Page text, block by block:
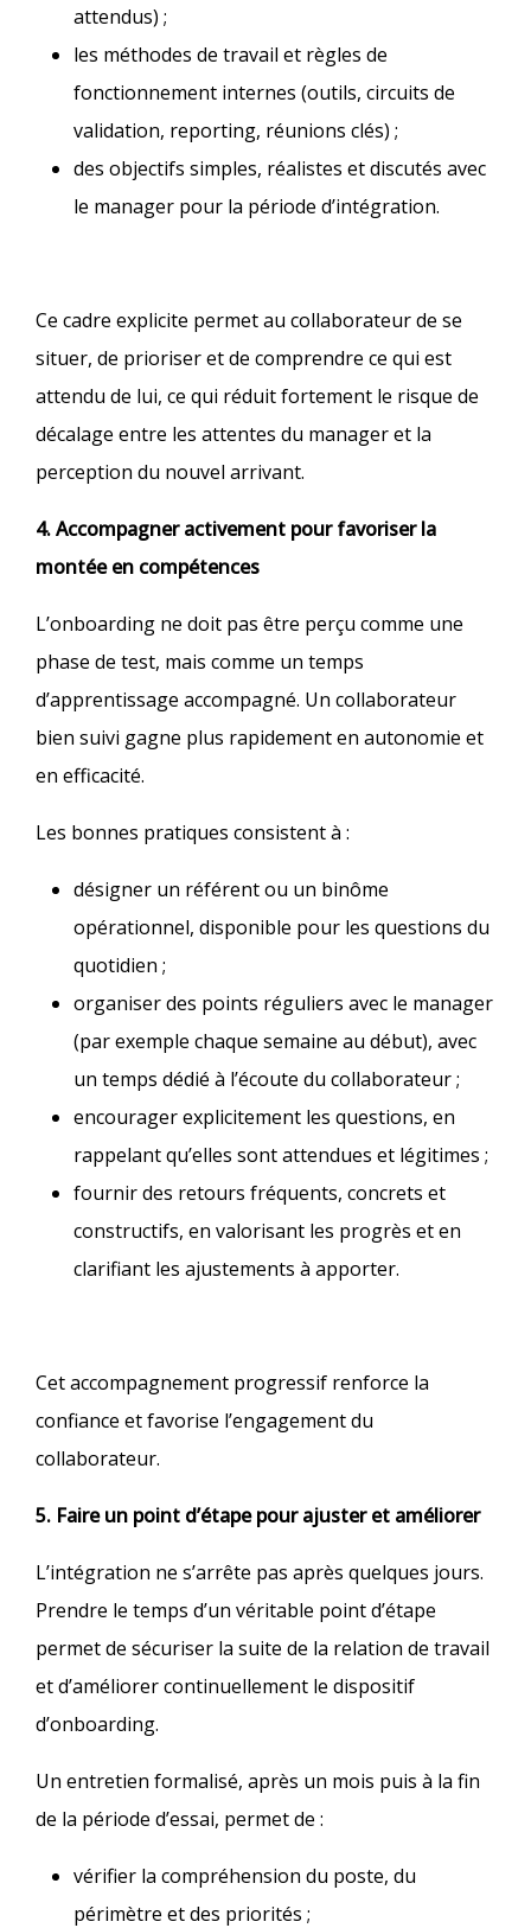
attendus) ;
les méthodes de travail et règles de
fonctionnement internes (outils, circuits de
validation, reporting, réunions clés) ;
des objectifs simples, réalistes et discutés avec
le manager pour la période d’intégration.​
Ce cadre explicite permet au collaborateur de se
situer, de prioriser et de comprendre ce qui est
attendu de lui, ce qui réduit fortement le risque de
décalage entre les attentes du manager et la
perception du nouvel arrivant.​
4. Accompagner activement pour favoriser la
montée en compétences
L’onboarding ne doit pas être perçu comme une
phase de test, mais comme un temps
d’apprentissage accompagné. Un collaborateur
bien suivi gagne plus rapidement en autonomie et
en efficacité.
Les bonnes pratiques consistent à :
désigner un référent ou un binôme
opérationnel, disponible pour les questions du
quotidien ;
organiser des points réguliers avec le manager
(par exemple chaque semaine au début), avec
un temps dédié à l’écoute du collaborateur ;
encourager explicitement les questions, en
rappelant qu’elles sont attendues et légitimes ;
fournir des retours fréquents, concrets et
constructifs, en valorisant les progrès et en
clarifiant les ajustements à apporter.​
Cet accompagnement progressif renforce la
confiance et favorise l’engagement du
collaborateur.
5. Faire un point d’étape pour ajuster et améliorer
L’intégration ne s’arrête pas après quelques jours.
Prendre le temps d’un véritable point d’étape
permet de sécuriser la suite de la relation de travail
et d’améliorer continuellement le dispositif
d’onboarding.​
Un entretien formalisé, après un mois puis à la fin
de la période d’essai, permet de :
vérifier la compréhension du poste, du
périmètre et des priorités ;